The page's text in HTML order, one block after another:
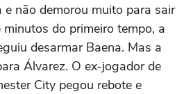
não demorou muito para sair
do primeiro tempo, a
desarmar Baena. Mas a
Álvarez. O ex-jogador de
City pegou rebote e